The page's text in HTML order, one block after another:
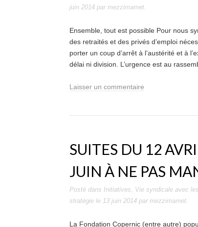
juin 2014 par mezzimamet.
Ensemble, tout est possible Pour nous
des retraités et des privés d’emploi
porter un coup d’arrêt à l’austérité et à
délai ni division. L’urgence est au
Laisser un commentaire
SUITES DU 12
JUIN À NE PAS
Posté dans Initiatives, Vie syndicale avec
stratégie le 13 juin 2014 par mezzimamet.
La Fondation Copernic (entre autre)